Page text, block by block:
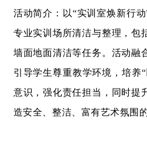
活动简介：以“实训室焕新行
专业实训场所清洁与整理，包
墙面地面清洁等任务。活动融
引导学生尊重教学环境，培养
意识，强化责任担当，同时提
造安全、整洁、富有艺术氛围